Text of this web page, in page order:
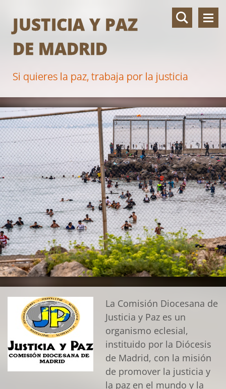
JUSTICIA Y PAZ
DE MADRID
Si quieres la paz, trabaja por la justicia
La Comisión Diocesana de
Justicia y Paz es un
organismo eclesial,
instituido por la Diócesis
de Madrid, con la misión
de promover la justicia y
la paz en el mundo y la